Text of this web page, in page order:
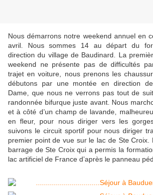
Nous démarrons notre weekend annuel en
avril. Nous sommes 14 au départ du
direction du village de Baudinard. La
weekend ne présente pas de difficultés
trajet en voiture, nous prenons les
débutons par une montée en direction
Dame, que nous ne verrons pas tout de
randonnée bifurque juste avant. Nous
et à côté d’un champ de lavande,
en fleur, pour nous diriger vers les
suivons le circuit sportif pour nous diriger
premier point de vue sur le lac de Ste Croix.
barrage de Ste Croix qui a permis la
lac artificiel de France d’après le panneau